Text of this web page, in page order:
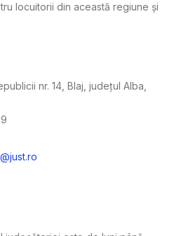
locuitorii din această regiune și
nr. 14, Blaj, județul Alba,